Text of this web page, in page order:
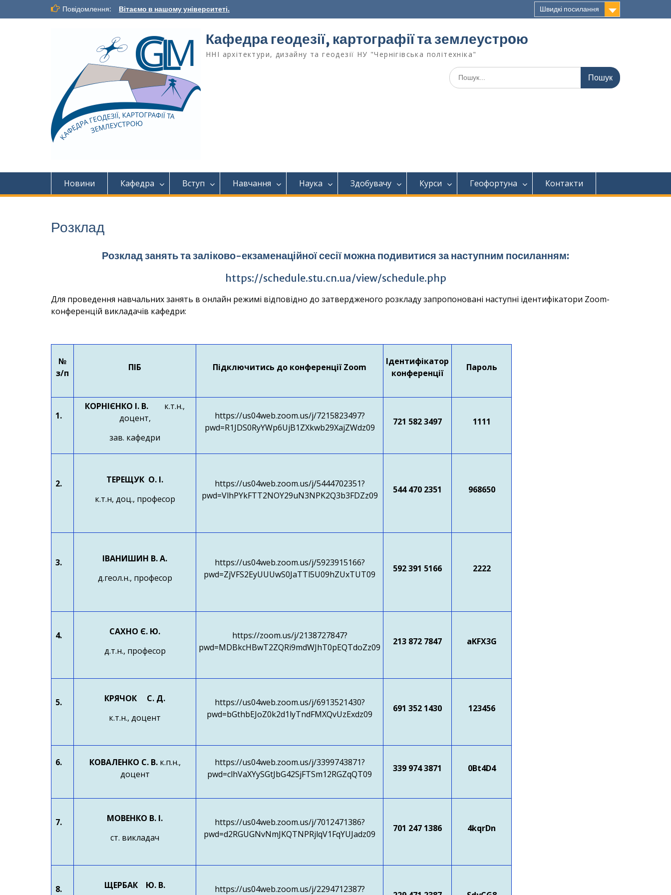
Повідомлення: Вітаємо в нашому університеті. Швидкі посилання
Кафедра геодезії, картографії та землеустрoю
ННІ архітектури, дизайну та геодезії НУ "Чернігівська політехніка"
Новини Кафедра Вступ Навчання Наука Здобувачу Курси Геофортуна Контакти
Розклад
Розклад занять та заліково-екзаменаційної сесії можна подивитися за наступним посиланням:
https://schedule.stu.cn.ua/view/schedule.php
Для проведення навчальних занять в онлайн режимі відповідно до затвердженого розкладу запропоновані наступні ідентифікатори Zoom-
конференцій викладачів кафедри:
№
з/п
ПІБ Підключитись до конференції Zoom
Ідентифікатор
конференції
Пароль
1.
КОРНІЄНКО І. В. к.т.н.,
доцент,
зав. кафедри
https://us04web.zoom.us/j/7215823497?
pwd=R1JDS0RyYWp6UjB1ZXkwb29XajZWdz09
721 582 3497 1111
2.
ТЕРЕЩУК О. І.
к.т.н, доц., професор
https://us04web.zoom.us/j/5444702351?
pwd=VlhPYkFTT2NOY29uN3NPK2Q3b3FDZz09
544 470 2351 968650
3.
ІВАНИШИН В. А.
д.геол.н., професор
https://us04web.zoom.us/j/5923915166?
pwd=ZjVFS2EyUUUwS0JaTTl5U09hZUxTUT09
592 391 5166 2222
4.
САХНО Є. Ю.
д.т.н., професор
https://zoom.us/j/2138727847?
pwd=MDBkcHBwT2ZQRi9mdWJhT0pEQTdoZz09
213 872 7847 aKFX3G
5. КРЯЧОК
С. Д.
к.т.н., доцент
https://us04web.zoom.us/j/6913521430?
pwd=bGthbEJoZ0k2d1lyTndFMXQvUzExdz09
691 352 1430 123456
6. КОВАЛЕНКО С. В.к.п.н.,
доцент
https://us04web.zoom.us/j/3399743871?
pwd=clhVaXYySGtJbG42SjFTSm12RGZqQT09
339 974 3871 0Bt4D4
7.
МОВЕНКО В. І.
ст. викладач
https://us04web.zoom.us/j/7012471386?
pwd=d2RGUGNvNmJKQTNPRjlqV1FqYUJadz09
701 247 1386 4kqrDn
8. ЩЕРБАК Ю. В. https://us04web.zoom.us/j/2294712387?